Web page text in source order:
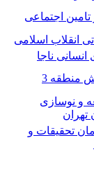
اجتماعی
انقلاب اسلامی
ناجا
منطقه 3
و نوسازی
تحقیقات و